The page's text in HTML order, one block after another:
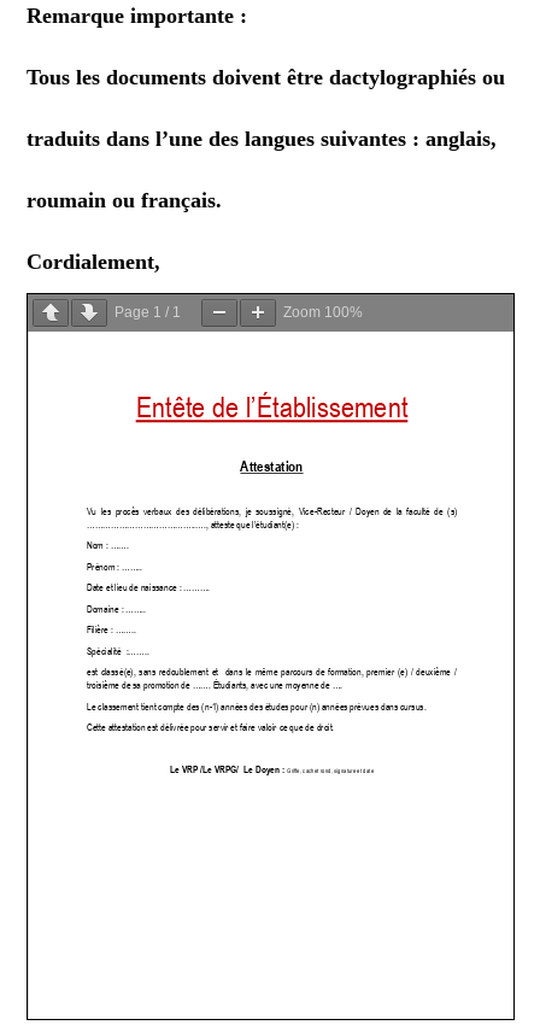
Remarque importante :
Tous les documents doivent être dactylographiés ou
traduits dans l’une des langues suivantes : anglais,
roumain ou français.
Cordialement,
Page 1 / 1 Zoom 100%